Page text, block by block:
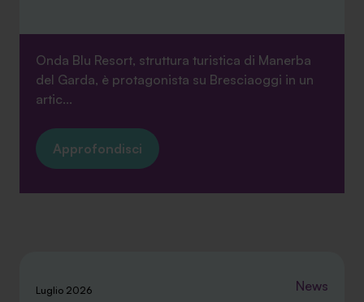
Onda Blu Resort, struttura turistica di Manerba
del Garda, è protagonista su Bresciaoggi in un
artic...
Approfondisci
Luglio 2026 News